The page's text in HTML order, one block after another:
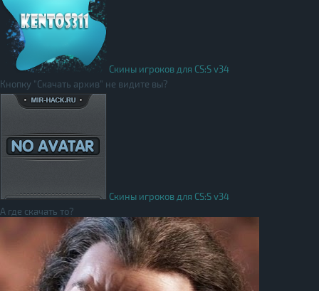
Скины игроков для CS:S v34
Кнопку "Скачать архив" не видите вы?
Скины игроков для CS:S v34
А где скачать то?